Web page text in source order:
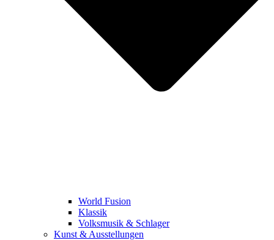
World Fusion
Klassik
Volksmusik & Schlager
Kunst & Ausstellungen